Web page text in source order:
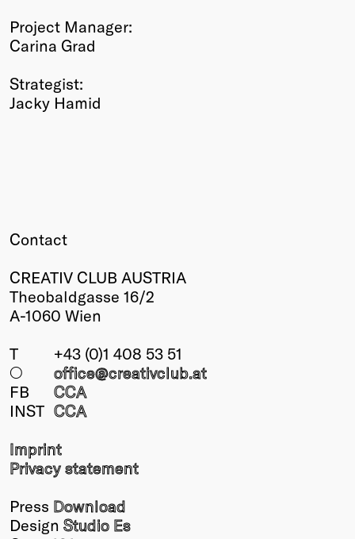
Project Manager:
Carina Grad
Strategist:
Jacky Hamid
Contact
CREATIV CLUB AUSTRIA
Theobaldgasse 16/2
A-1060 Wien
T
+43 (0)1 408 53 51
○
office@creativclub.at
FB
CCA
INST CCA
Imprint
Privacy statement
Press Download
Design Studio Es